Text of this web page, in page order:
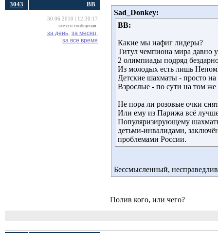
3043 ВВ
30.06.2010 | 12:30:17
все его сообщения:
за день, за месяц,
за все время
Sad_Donkey:
ВВ:
Какие мы нафиг лидеры?
Титул чемпиона мира давно
2 олимпиады подряд
Из молодых есть лишь
Детские шахматы - просто
Взрослые - по сути на том же
Не пора ли розовые очки
Или ему из Парижа всё
Популяризирующему
детьми-инвалидами,
проблемами России.
Бессмысленный,
Полив кого, или чего?